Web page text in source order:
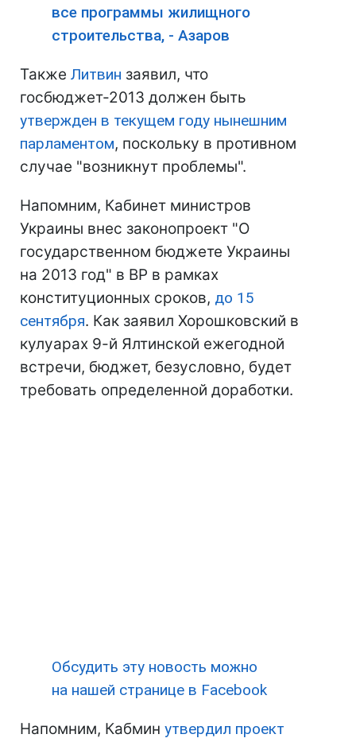
все программы жилищного
строительства, - Азаров
Также Литвин заявил, что
госбюджет-2013 должен быть
утвержден в текущем году нынешним
парламентом, поскольку в противном
случае "возникнут проблемы".
Напомним, Кабинет министров
Украины внес законопроект "О
государственном бюджете Украины
на 2013 год" в ВР в рамках
конституционных сроков, до 15
сентября. Как заявил Хорошковский в
кулуарах 9-й Ялтинской ежегодной
встречи, бюджет, безусловно, будет
требовать определенной доработки.
Обсудить эту новость можно
на нашей странице в Facebook
Напомним, Кабмин утвердил проект